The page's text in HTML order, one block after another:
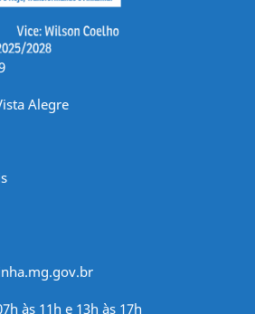
Alegre
às 11h e 13h às 17h